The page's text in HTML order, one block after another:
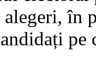
în